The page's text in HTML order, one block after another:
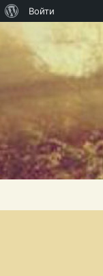
Войти